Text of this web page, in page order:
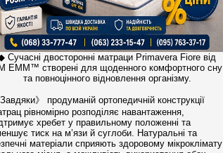
Сучасні двосторонні матраци Primavera Fiore від
ЕММ™ створені для щоденного комфортного сну
та повноцінного відновлення організму.
Завдяки》 продуманій ортопедичній конструкції
рівномірно розподіляє навантаження,
хребет у правильному положенні та
тиск на м’язи й суглоби. Натуральні та
матеріали сприяють здоровому мікроклімату